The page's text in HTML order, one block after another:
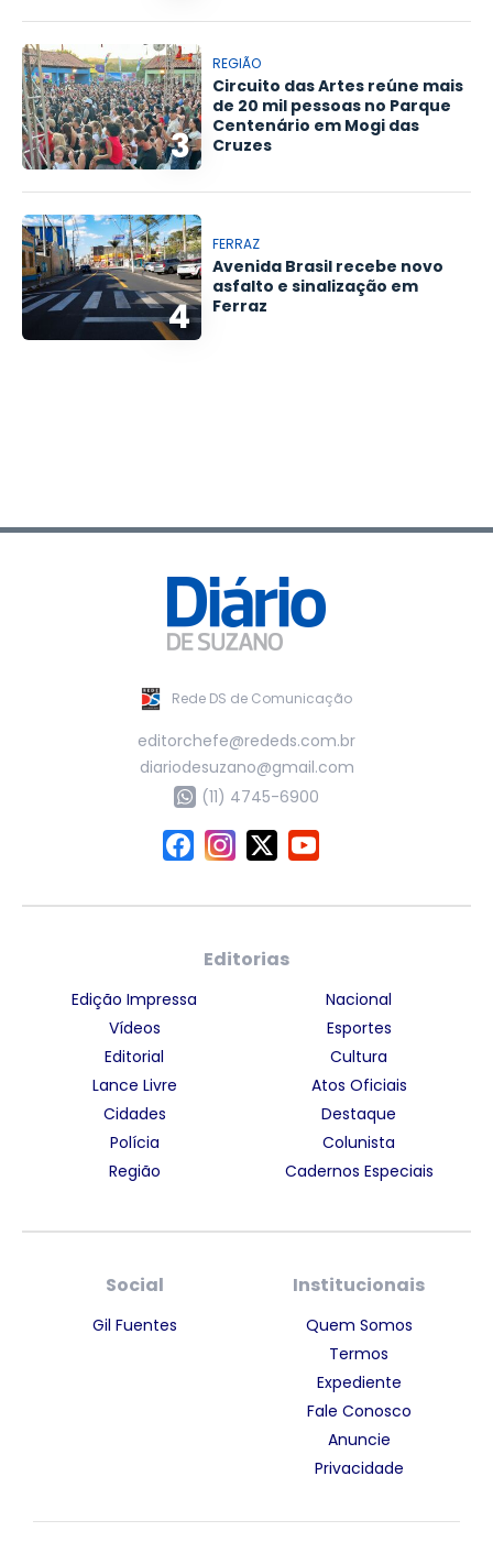
3
REGIÃO
Circuito das Artes reúne mais
de 20 mil pessoas no Parque
Centenário em Mogi das
Cruzes
4
FERRAZ
Avenida Brasil recebe novo
asfalto e sinalização em
Ferraz
Rede DS de Comunicação
editorchefe@rededs.com.br
diariodesuzano@gmail.com
(11) 4745-6900
Editorias
Edição Impressa
Vídeos
Editorial
Lance Livre
Cidades
Polícia
Região
Nacional
Esportes
Cultura
Atos Oficiais
Destaque
Colunista
Cadernos Especiais
Social
Gil Fuentes
Institucionais
Quem Somos
Termos
Expediente
Fale Conosco
Anuncie
Privacidade